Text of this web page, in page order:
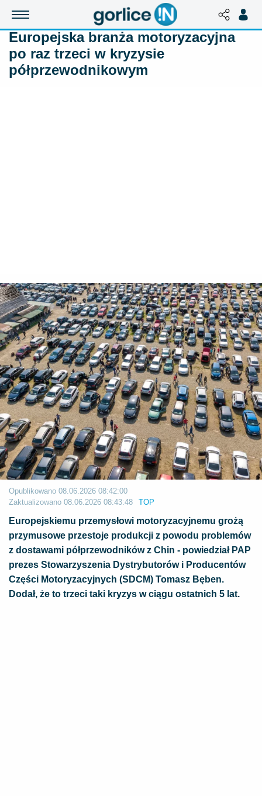
Europejska branża motoryzacyjna
po raz trzeci w kryzysie
półprzewodnikowym
Opublikowano 08.06.2026 08:42:00
Zaktualizowano 08.06.2026 08:43:48 TOP
Europejskiemu przemysłowi motoryzacyjnemu grożą
przymusowe przestoje produkcji z powodu problemów
z dostawami półprzewodników z Chin - powiedział PAP
prezes Stowarzyszenia Dystrybutorów i Producentów
Części Motoryzacyjnych (SDCM) Tomasz Bęben.
Dodał, że to trzeci taki kryzys w ciągu ostatnich 5 lat.